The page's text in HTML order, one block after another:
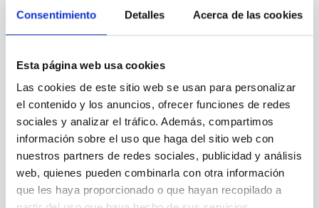
Consentimiento Detalles Acerca de las cookies
Esta página web usa cookies
Las cookies de este sitio web se usan para personalizar
el contenido y los anuncios, ofrecer funciones de redes
sociales y analizar el tráfico. Además, compartimos
información sobre el uso que haga del sitio web con
nuestros partners de redes sociales, publicidad y análisis
web, quienes pueden combinarla con otra información
que les haya proporcionado o que hayan recopilado a
IN FORCE
GEOGRAPHIC SCOPE
EUROPEAN